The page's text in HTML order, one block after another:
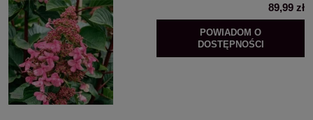
89,99 zł
POWIADOM O
DOSTĘPNOŚCI